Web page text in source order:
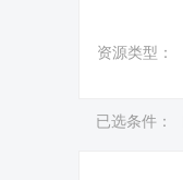
资源类型：
已选条件：